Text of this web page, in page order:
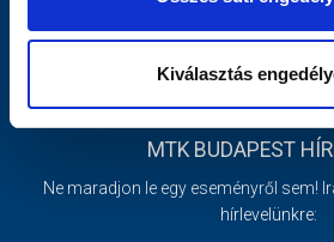
Kiválasztás
Adatvédelmi
MTK BUDAPEST
Ne maradjon le egy eseményről sem!
hírlevelünkre: